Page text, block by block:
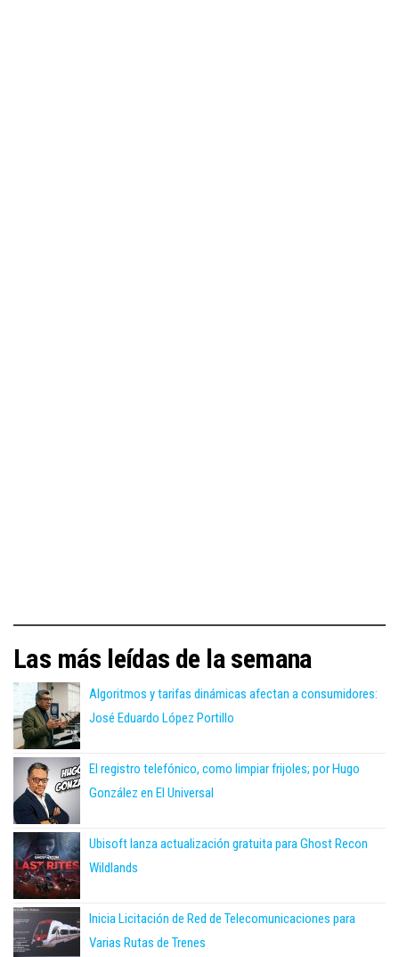
Las más leídas de la semana
Algoritmos y tarifas dinámicas afectan a consumidores:
José Eduardo López Portillo
El registro telefónico, como limpiar frijoles; por Hugo
González en El Universal
Ubisoft lanza actualización gratuita para Ghost Recon
Wildlands
Inicia Licitación de Red de Telecomunicaciones para
Varias Rutas de Trenes